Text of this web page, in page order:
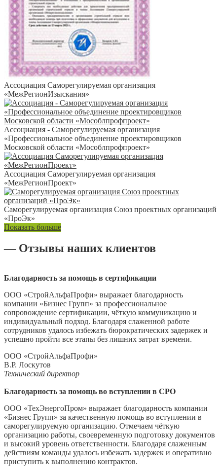
Ассоциация Саморегулируемая организация
«МежРегионИзыскания»
Ассоциация - Саморегулируемая организация
«Профессиональное объединение проектировщиков
Московской области «Мособлпрофпроект»
Ассоциация Саморегулируемая организация
«МежРегионПроект»
Саморегулируемая организация Союз проектных организаций
«ПроЭк»
Показать больше
— Отзывы наших клиентов
Благодарность за помощь в сертификации
ООО «СтройАльфаПрофи» выражает благодарность
компании «Бизнес Групп» за профессиональное
сопровождение сертификации, чёткую коммуникацию и
индивидуальный подход. Благодаря слаженной работе
сотрудников удалось избежать бюрократических задержек и
успешно пройти все этапы без лишних затрат времени.
ООО «СтройАльфаПрофи»
В.Р. Лоскутов
Технический директор
Благодарность за помощь во вступлении в СРО
ООО «ТехЭнергоПром» выражает благодарность компании
«Бизнес Групп» за качественную помощь во вступлении в
саморегулируемую организацию. Отмечаем чёткую
организацию работы, своевременную подготовку документов
и высокий уровень ответственности. Благодаря слаженным
действиям команды удалось избежать задержек и оперативно
приступить к выполнению контрактов.